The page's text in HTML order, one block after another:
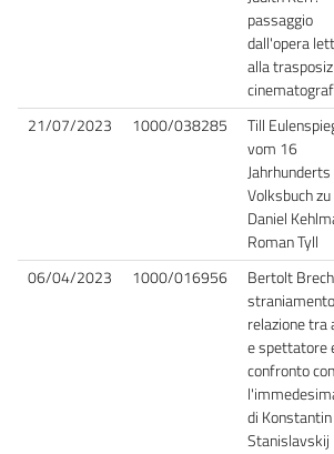
passaggio
dall'opera
alla
21/07/2023
1000/038285
Till
vom 16
Jahrhunderts
Volksbuch zu
Daniel
Roman Tyll
06/04/2023 1000/016956
Bertolt
relazione tra
e spettatore
confronto con
di Konstantin
Stanislavskij